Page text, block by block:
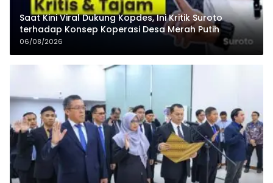
Saat Kini Viral Dukung Kopdes, Ini Kritik Suroto
terhadap Konsep Koperasi Desa Merah Putih
06/08/2026